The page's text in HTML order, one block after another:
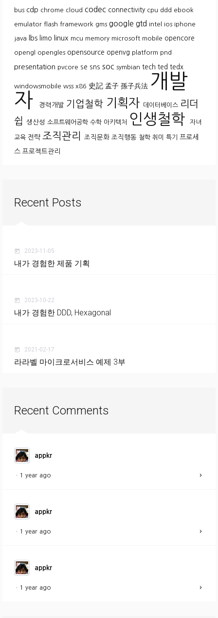
bus cdp chrome cloud codec connectivity cpu ddd ebook
emulator flash framework gms google gtd intel ios iphone
java lbs limo linux mcu memory microsoft mobile opencore
opengl opengles opensource openvg platform pnd
presentation pvcore se sns soc symbian tech ted tedx
windowsmobile wss x86 史記 孟子 孫子兵法 개발
자
경력개발 기업철학 기획자 데이터베이스 리더
쉽 생산성 소프트웨어공학 수학 아키텍처 인생철학 자녀
교육 전략 조직관리 조직문화 조직행동 철학 취미 특기 프로세
스 프로젝트관리
Recent Posts
today 2023-11-05
내가 경험한 제품 기획
today 2023-10-22
내가 경험한 DDD, Hexagonal
today 2021-02-17
라라벨 마이크로서비스 예제 3부
Recent Comments
appkr
· 1 year ago
appkr
· 1 year ago
appkr
· 1 year ago